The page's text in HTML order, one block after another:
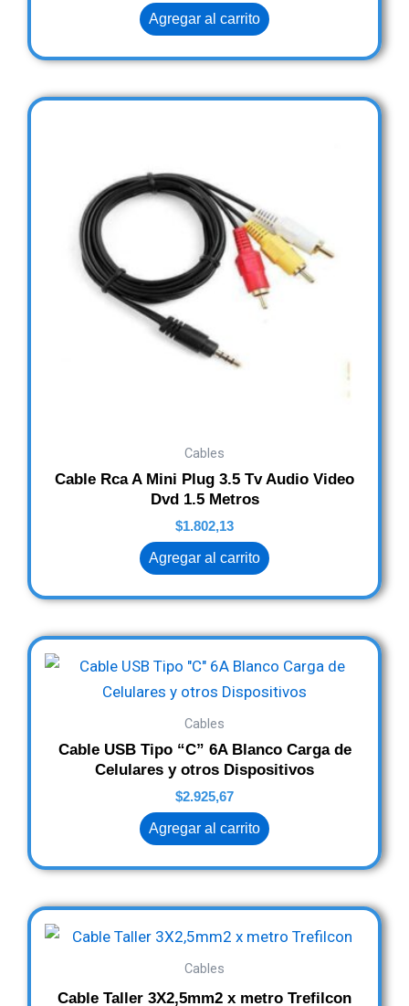
Agregar al carrito
Cables
Cable Rca A Mini Plug 3.5 Tv Audio Video
Dvd 1.5 Metros
$1.802,13
Agregar al carrito
Cables
Cable USB Tipo “C” 6A Blanco Carga de
Celulares y otros Dispositivos
$2.925,67
Agregar al carrito
Cables
Cable Taller 3X2,5mm2 x metro Trefilcon